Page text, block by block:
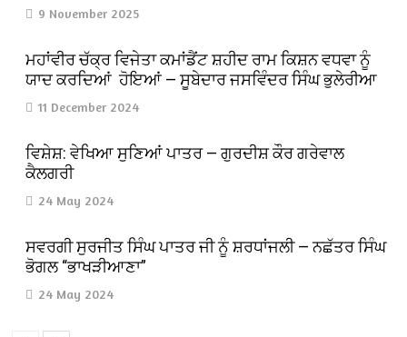
9 November 2025
ਮਹਾਂਵੀਰ ਚੱਕ੍ਰ ਵਿਜੇਤਾ ਕਮਾਂਡੈਂਟ ਸ਼ਹੀਦ ਰਾਮ ਕਿਸ਼ਨ ਵਧਵਾ ਨੂੰ
ਯਾਦ ਕਰਦਿਆਂ ਹੋਇਆਂ — ਸੂਬੇਦਾਰ ਜਸਵਿੰਦਰ ਸਿੰਘ ਭੁਲੇਰੀਆ
11 December 2024
ਵਿਸ਼ੇਸ਼: ਵੇਖਿਆ ਸੁਣਿਆਂ ਪਾਤਰ — ਗੁਰਦੀਸ਼ ਕੌਰ ਗਰੇਵਾਲ
ਕੈਲਗਰੀ
24 May 2024
ਸਵਰਗੀ ਸੁਰਜੀਤ ਸਿੰਘ ਪਾਤਰ ਜੀ ਨੂੰ ਸ਼ਰਧਾਂਜਲੀ — ਨਛੱਤਰ ਸਿੰਘ
ਭੋਗਲ “ਭਾਖੜੀਆਣਾ”
24 May 2024